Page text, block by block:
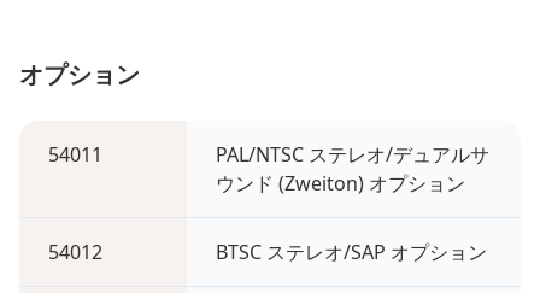
オプション
54011
PAL/NTSC ステレオ/デュアルサ
ウンド (Zweiton) オプション
54012 BTSC ステレオ/SAP オプション